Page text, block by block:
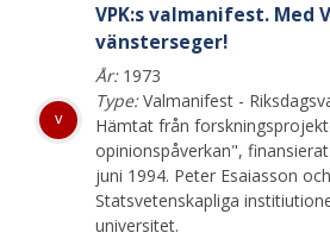
v
VPK:s valmanifest. Med
vänsterseger!
År:1973
Type:Valmanifest -
Hämtat från
opinionspåverkan",
juni 1994. Peter Esaiasson
Statsvetenskapliga
universitet.